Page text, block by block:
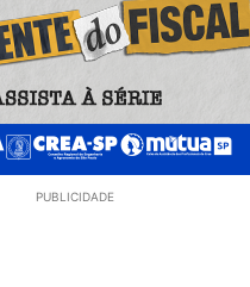
PUBLICIDADE